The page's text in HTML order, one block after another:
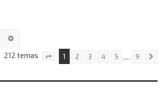
Buscar
212 temas Página1 de9
1 2 3 4 5 9